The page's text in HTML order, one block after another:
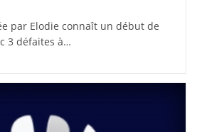
par Elodie connaît un début de
3 défaites à…